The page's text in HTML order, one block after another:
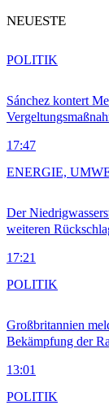
NEUESTE
Sánchez kontert
17:47
POLITIK
Der
weiteren
17:21
ENERGIE,
Großbritannien
Bekämpfung der
13:01
POLITIK
POLITIK